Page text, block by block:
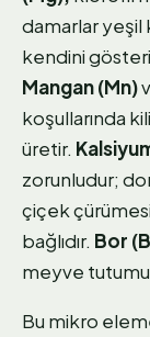
damarlar yeşil
kendini
Mangan (Mn)
koşullarında
üretir.
zorunludur;
çiçek
bağlıdır. Bor
meyve
Bu mikro